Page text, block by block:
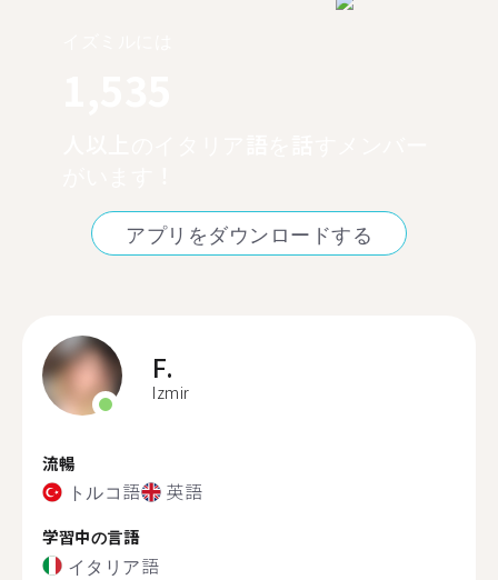
アプリをダウンロードする
F.
Izmir
流暢
トルコ語 英語
学習中の言語
イタリア語